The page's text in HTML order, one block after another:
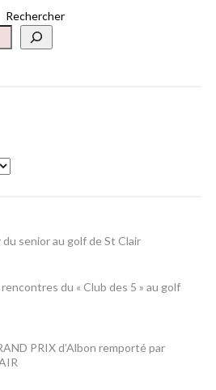
Rechercher
senior au golf de St Clair
du « Club des 5 » au golf
PRIX d’Albon remporté par